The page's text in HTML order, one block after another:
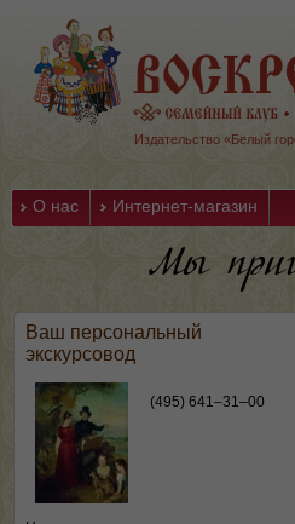
Издательство «Белый
О нас Интернет-магазин
Ваш персональный
экскурсовод
(495) 641–31–00